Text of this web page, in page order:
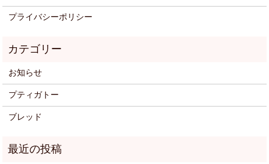
プライバシーポリシー
お知らせ
プティガトー
ブレッド